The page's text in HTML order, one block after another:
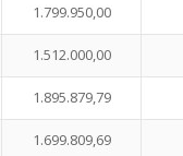
1.799.950,00
1.512.000,00
1.895.879,79
1.699.809,69